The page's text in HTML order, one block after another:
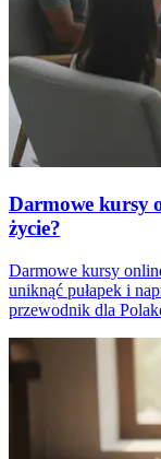
Darmowe kursy
życie?
Darmowe kursy
uniknąć pułapek i
przewodnik dla